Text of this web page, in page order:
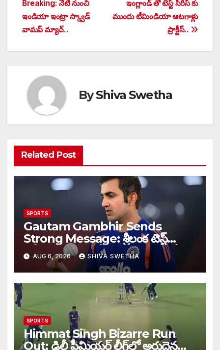
navigation
ఇంగ్లాండ్ తో టెస్ట్ సిరీస్ కు
ముందు టీమిండియా ఆటగాళ్లు
ప్రాక్టీస్..
Breaking: నేటి నుంచి
ఇండియా ఇంట్రా స్క్వాడ్‌‌‌‌‌‌‌‌
వామప్‌‌‌‌‌‌‌‌ మ్యాచ్‌‌‌‌‌‌‌‌..
ByShiva Swetha
Related Post
SPORTS
Gautam Gambhir Sends
Strong Message: శ్రీలంక టెస్ట్
సిరీస్‌కు ముందు టీమిండియాకు గంభీర్
వార్నింగ్…
AUG 6, 2026 SHIVA SWETHA
SPORTS
Himmat Singh Bizarre Run
Out: ఢిల్లీ ప్రీమియర్ లీగ్‌లో అరుదైన